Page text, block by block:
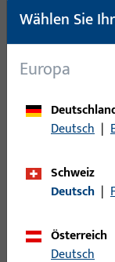
Lager - Bänder
Lüfter
Mittelstück
Nüsse
Rastplatte
Wählen Sie
Europa
Deutsch |
Schweiz
Deutsch |
Österreich
Deutsch